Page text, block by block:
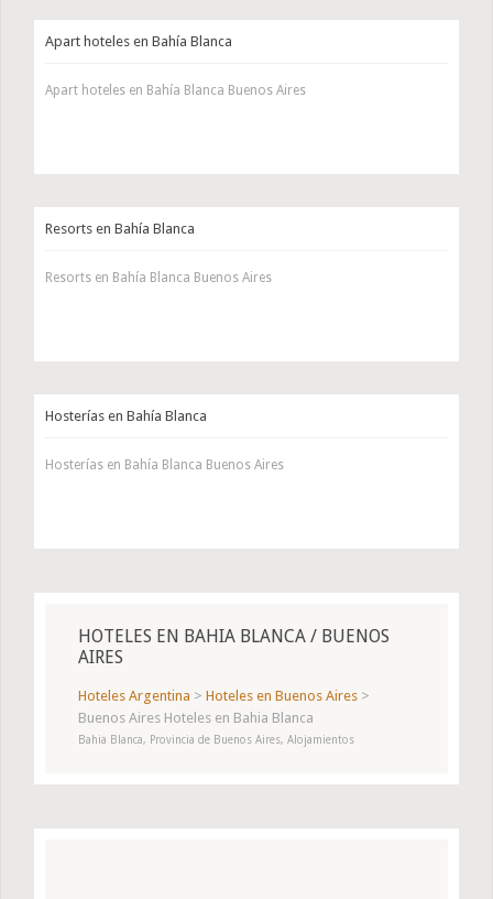
Apart hoteles en Bahía Blanca
Apart hoteles en Bahía Blanca Buenos Aires
Resorts en Bahía Blanca
Resorts en Bahía Blanca Buenos Aires
Hosterías en Bahía Blanca
Hosterías en Bahía Blanca Buenos Aires
HOTELES EN BAHIA BLANCA / BUENOS
AIRES
Hoteles Argentina > Hoteles en Buenos Aires >
Buenos Aires Hoteles en Bahia Blanca
Bahia Blanca, Provincia de Buenos Aires, Alojamientos